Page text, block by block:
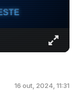
16 out, 2024, 11:31